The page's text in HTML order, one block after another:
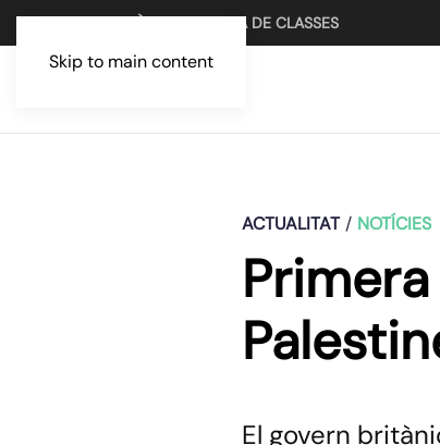
Skip to main content
UN MITJÀ PER LA LLUITA DE CLASSES
ACTUALITAT NOTÍCIES
El govern